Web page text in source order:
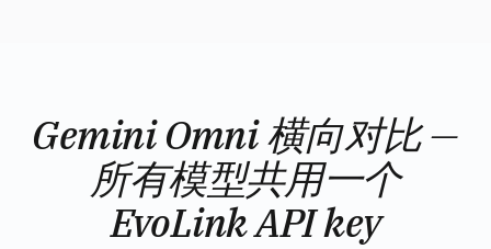
Gemini Omni 横向对比 —
所有模型共用一个
EvoLink API key